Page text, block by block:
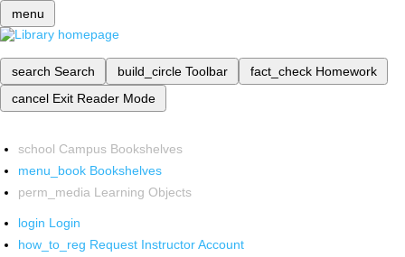
menu
search Search build_circle Toolbar fact_check Homework
cancel Exit Reader Mode
school Campus Bookshelves
menu_book Bookshelves
perm_media Learning Objects
login Login
how_to_reg Request Instructor Account